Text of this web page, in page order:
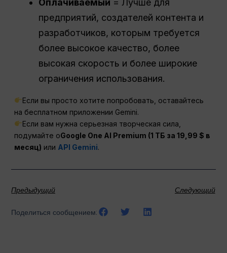
предприятий, создателей контента и
разработчиков, которым требуется
более высокое качество, более
высокая скорость и более широкие
ограничения использования.
Если вы просто хотите попробовать, оставайтесь
на бесплатном приложении Gemini.
Если вам нужна серьезная творческая сила,
подумайте оGoogle One AI Premium (1 ТБ за 19,99 $ в
месяц) или API Gemini.
Предыдущий Следующий
Поделиться сообщением: